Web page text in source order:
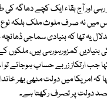
اور آج بقاء ایک کچے دھاگہ کی
نہ صرف ملوث ملک بلکہ نوع
یہ تھا کہ بنیادی سماجی
بنیادیں کمزورہورہی ہیں، ملکوں
جب ارتکاز زر بے حساب ہوجائے
کہ امریکا میں دولت مٹھی بھر
دولت پر تصرف رکھتا ہے۔